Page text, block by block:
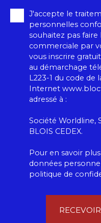
J'accepte le
personnelles
souhaitez pas
commerciale par
vous inscrire
au démarchage
L223-1 du code de
Internet
adressé à :
Société Worldline,
BLOIS CEDEX.
Pour en savoir
données
politique de